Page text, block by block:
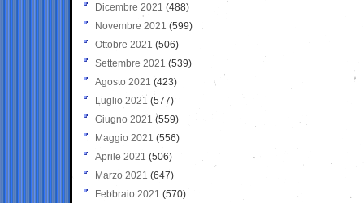
Dicembre 2021 (488)
Novembre 2021 (599)
Ottobre 2021 (506)
Settembre 2021 (539)
Agosto 2021 (423)
Luglio 2021 (577)
Giugno 2021(559)
Maggio 2021 (556)
Aprile 2021 (506)
Marzo 2021 (647)
Febbraio 2021 (570)